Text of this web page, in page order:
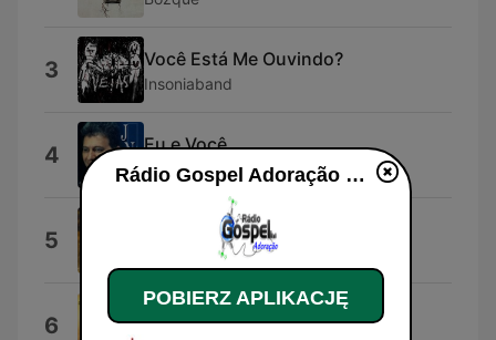
3 Você Está Me Ouvindo?
Insoniaband
4 Eu e Você
J Neto
5 Não Deu Errado, Não!
6
Rádio Gospel Adoração na żywo
POBIERZ APLIKACJĘ